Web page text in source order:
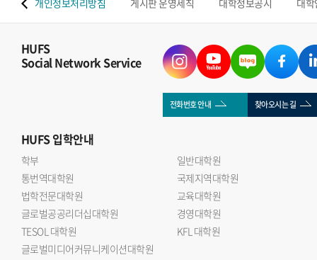
활발한 논의를 펼쳤다. 특히, 우리 대학 학부 및 대학원생들이
다수 선발되어 적극적으로 참여하며 국제 무대에서 존재감을
보였다.참가자들은 유학 및 해외 경험을 바탕으로 AI 시대에
필요한 역량과 기술 변화의 기회와 한계를 균형 있게
직업 구조 변화에 대한 우려가 제기되었으며, 청년 교류 확대를
등 구체적인 발전 과제도 도출되었다.좌장을 맡은 송예림
교수는 이번 라운드테이블은 양국 정부 기관이 청년 협력의
중요성에 주목하고 있음을 보여주는 자리 라며 디지털 전환과
AI 시대라는 변화 속에서 한국과 스페인의 청년들이 서로
소통하고 협력의 가능성을 모색했다는 점에서 큰 의의가 있다
고 밝혔다. 이어 이번 만남이 향후 지속적인 교류와 공동
개인정보처리방침 게시판 운영세칙 대학정보공시 대
HUFS
Social Network Service
전화번호 안내 찾아오시는 길
HUFS입학안내
학부
일반대학원
통번역대학원
국제지역대학원
법학전문대학원
교육대학원
글로벌공공리더십대학원
경영대학원
TESOL 대학원
KFL 대학원
글로벌미디어커뮤니케이션대학원